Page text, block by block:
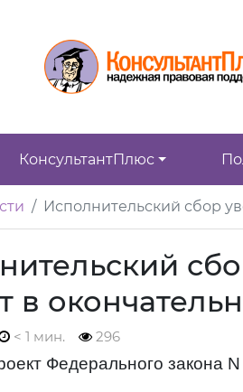
КонсультантПлюс
Исполнительский сбор
в
< 1 мин. 296
Федерального закона